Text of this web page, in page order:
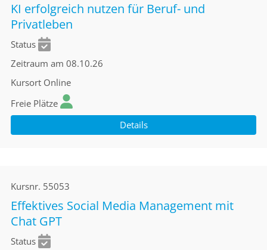
KI erfolgreich nutzen für Beruf- und
Privatleben
Status
Zeitraum am 08.10.26
Kursort Online
Freie Plätze
Details
Kursnr. 55053
Effektives Social Media Management mit
Chat GPT
Status